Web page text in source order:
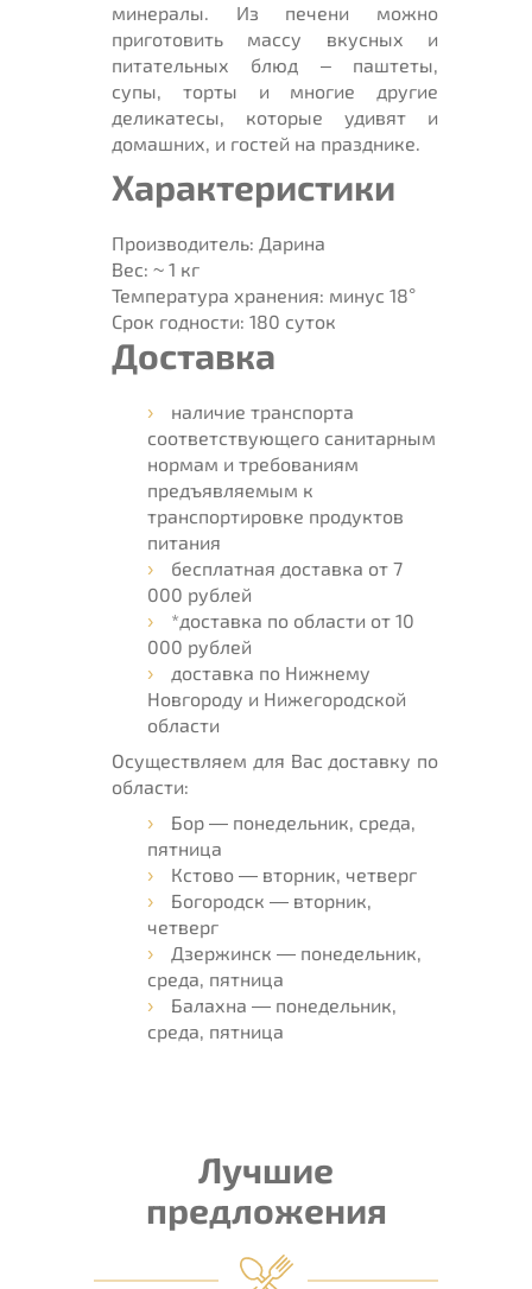
минералы. Из печени можно
приготовить массу вкусных и
питательных блюд – паштеты,
супы, торты и многие другие
деликатесы, которые удивят и
домашних, и гостей на празднике.
Характеристики
Производитель: Дарина
Вес: ~ 1 кг
Температура хранения: минус 18°
Срок годности: 180 суток
Доставка
наличие транспорта
соответствующего санитарным
нормам и требованиям
предъявляемым к
транспортировке продуктов
питания
бесплатная доставка от 7
000 рублей
*доставка по области от 10
000 рублей
доставка по Нижнему
Новгороду и Нижегородской
области
Осуществляем для Вас доставку по
области:
Бор — понедельник, среда,
пятница
Кстово — вторник, четверг
Богородск — вторник,
четверг
Дзержинск — понедельник,
среда, пятница
Балахна — понедельник,
среда, пятница
Лучшие
предложения